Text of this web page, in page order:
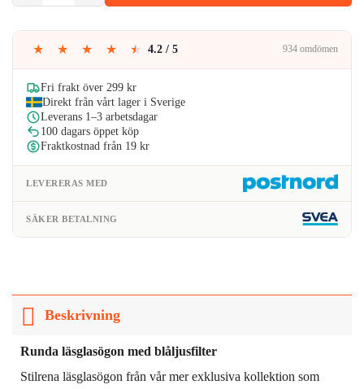
★ ★ ★ ★ ★ 4.2 / 5 934 omdömen
Fri frakt över 299 kr
Direkt från vårt lager i Sverige
Leverans 1–3 arbetsdagar
100 dagars öppet köp
Fraktkostnad från 19 kr
LEVERERAS MED
SÄKER BETALNING
Beskrivning
Runda läsglasögon med blåljusfilter
Stilrena läsglasögon från vår mer exklusiva kollektion som